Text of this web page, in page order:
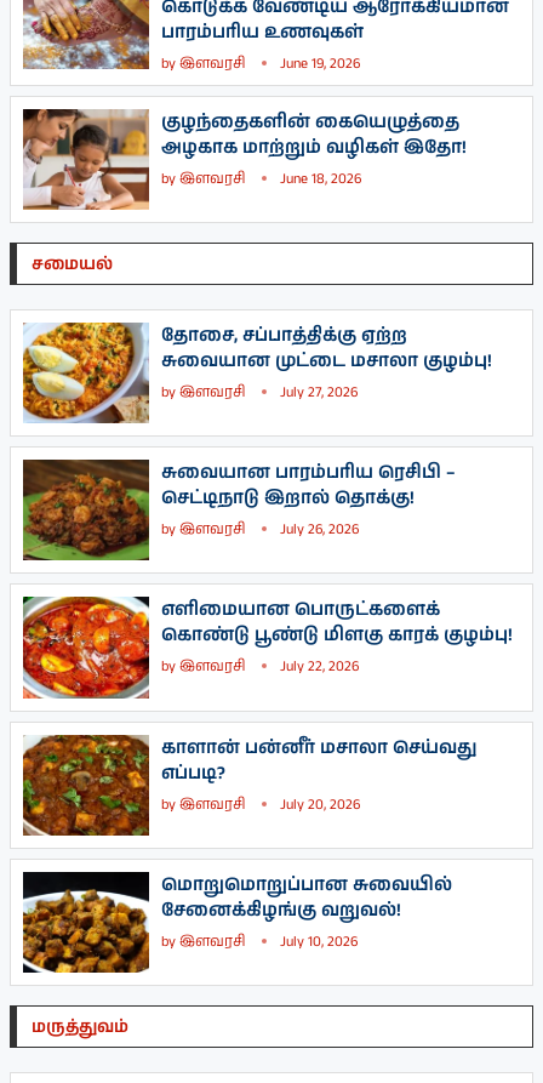
கொடுக்க வேண்டிய ஆரோக்கியமான
பாரம்பரிய உணவுகள்
byஇளவரசி June 19, 2026
குழந்தைகளின் கையெழுத்தை
அழகாக மாற்றும் வழிகள் இதோ!
byஇளவரசி June 18, 2026
சமையல்
தோசை, சப்பாத்திக்கு ஏற்ற
சுவையான முட்டை மசாலா குழம்பு!
byஇளவரசி July 27, 2026
சுவையான பாரம்பரிய ரெசிபி –
செட்டிநாடு இறால் தொக்கு!
byஇளவரசி July 26, 2026
எளிமையான பொருட்களைக்
கொண்டு பூண்டு மிளகு காரக் குழம்பு!
byஇளவரசி July 22, 2026
காளான் பன்னீர் மசாலா செய்வது
எப்படி?
byஇளவரசி July 20, 2026
மொறுமொறுப்பான சுவையில்
சேனைக்கிழங்கு வறுவல்!
byஇளவரசி July 10, 2026
மருத்துவம்